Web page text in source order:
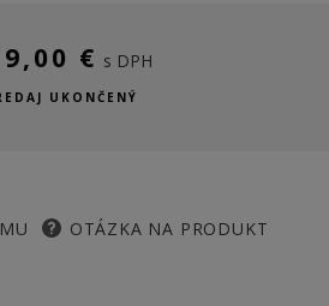
€ s DPH
UKONČENÝ
OTÁZKA NA PRODUKT